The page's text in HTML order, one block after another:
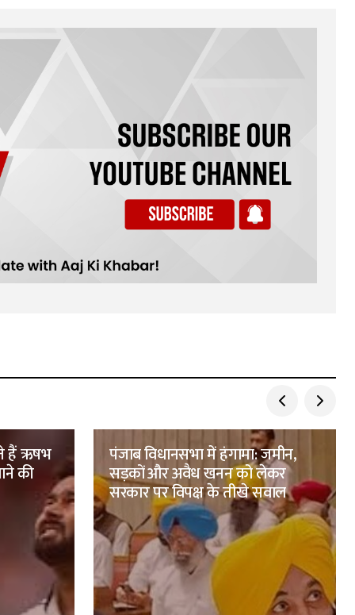
हैं ऋषभ
की
पंजाब विधानसभा में हंगामा: जमीन,
सड़कों और अवैध खनन को लेकर
सरकार पर विपक्ष के तीखे सवाल